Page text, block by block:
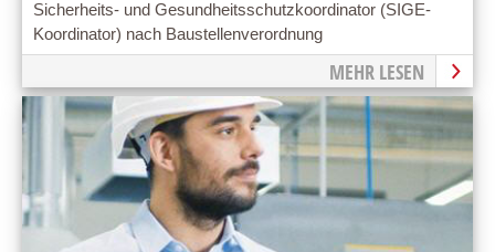
Sicherheits- und Gesundheitsschutzkoordinator (SIGE-
Koordinator) nach Baustellenverordnung
MEHR LESEN